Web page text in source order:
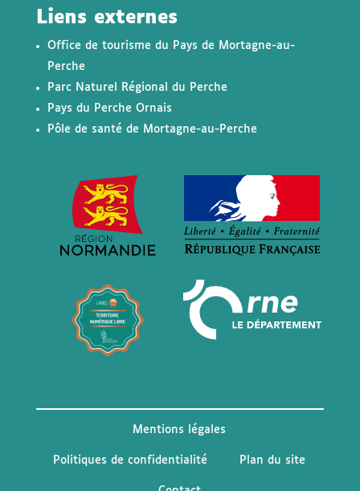
Liens externes
Office de tourisme du Pays de Mortagne-au-
Perche
Parc Naturel Régional du Perche
Pays du Perche Ornais
Pôle de santé de Mortagne-au-Perche
Mentions légales
Politiques de confidentialité Plan du site